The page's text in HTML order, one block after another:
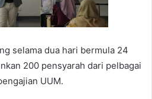
selama dua hari bermula 24
200 pensyarah dari pelbagai
UUM.